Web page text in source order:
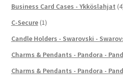
Business Card Cases - Ykköslahjat
C-Secure (1)
Candle Holders - Swarovski -
Charms & Pendants - Pandora -
Charms & Pendants - Pandora -